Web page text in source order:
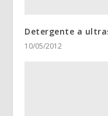
Detergente a
10/05/2012